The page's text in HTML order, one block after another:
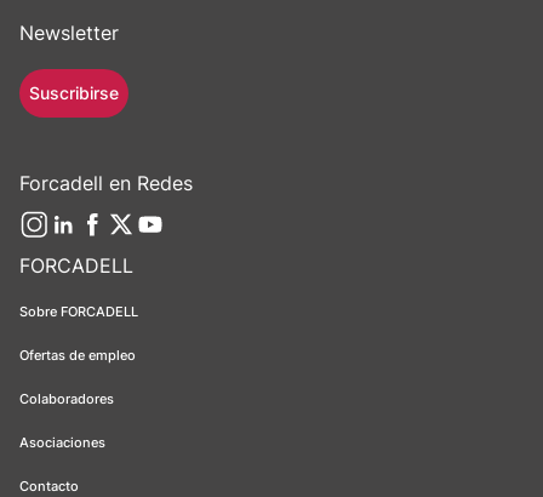
FORCADELL
Sobre FORCADELL
Ofertas de empleo
Colaboradores
Asociaciones
Contacto
Newsletter
Suscribirse
Forcadell en Redes